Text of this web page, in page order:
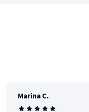
Marina C.